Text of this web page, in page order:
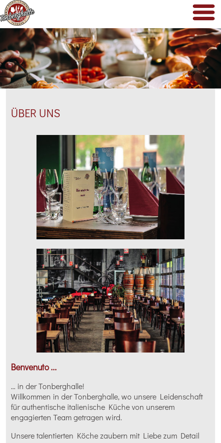
ÜBER UNS
Benvenuto ...
... in der Tonberghalle!
Willkommen in der Tonberghalle, wo unsere Leidenschaft
für authentische italienische Küche von unserem
engagierten Team getragen wird.
Unsere talentierten Köche zaubern mit Liebe zum Detail